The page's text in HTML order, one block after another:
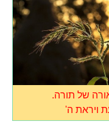
של תורה.
ויראת ה'